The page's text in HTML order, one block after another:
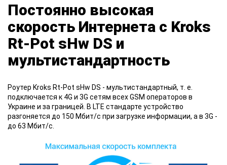
Постоянно высокая
скорость Интернета с Kroks
Rt-Pot sHw DS и
мультистандартность
Роутер Kroks Rt-Pot sHw DS - мультистандартный, т. е.
подключается к 4G и 3G сетям всех GSM операторов в
Украине и за границей. В LTE стандарте устройство
разгоняется до 150 Мбит/с при загрузке информации, а в 3G -
до 63 Мбит/с.